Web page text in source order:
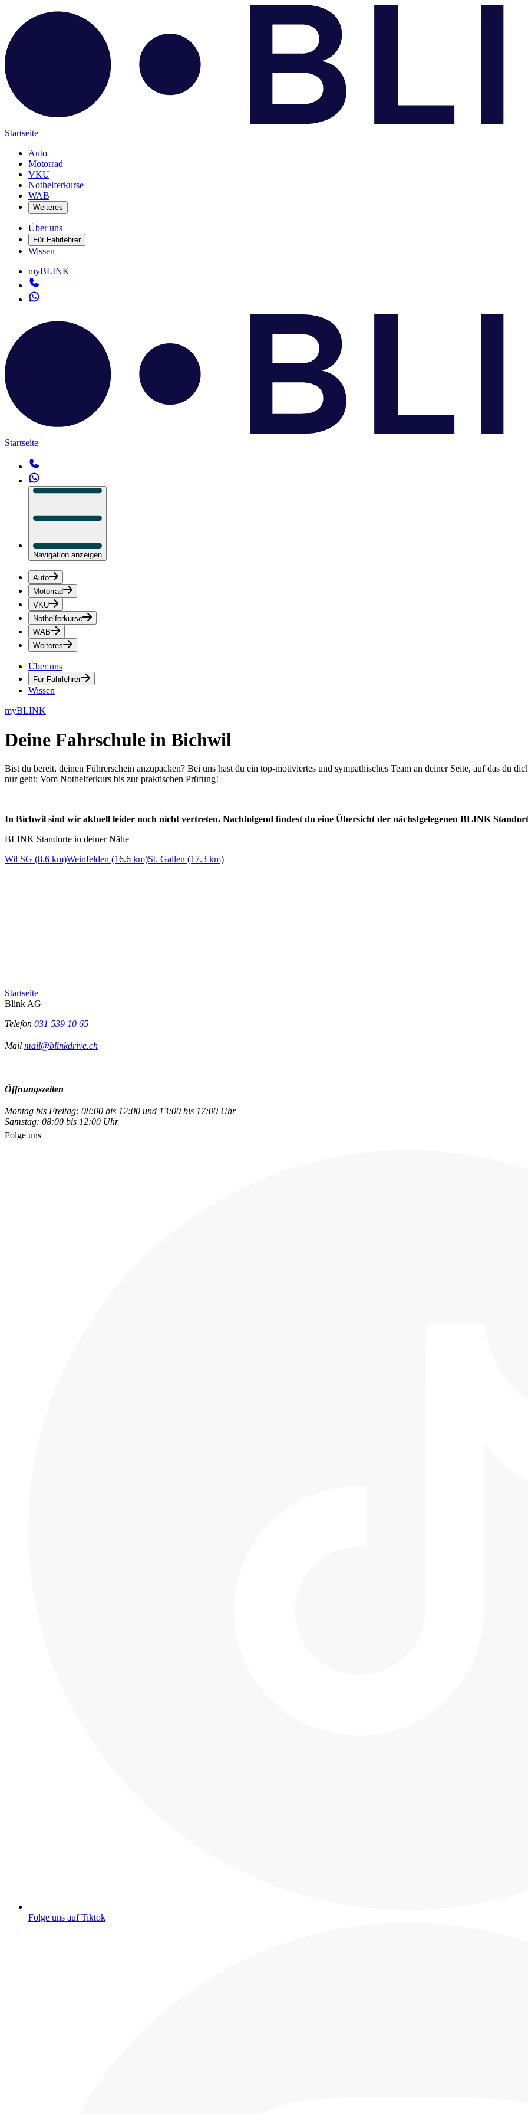
Startseite
Auto
Motorrad
VKU
Nothelferkurse
WAB
Weiteres
Über uns
Für Fahrlehrer
Wissen
myBLINK
Startseite
Navigation anzeigen
Auto
Motorrad
VKU
Nothelferkurse
WAB
Weiteres
Über uns
Für Fahrlehrer
Wissen
myBLINK
Deine Fahrschule in Bichwil
Bist du bereit, deinen Führerschein anzupacken? Bei uns hast du ein top-motiviertes und sympathisches Team an deiner Seite, auf das du
nur geht: Vom Nothelferkurs bis zur praktischen Prüfung!
In Bichwil sind wir aktuell leider noch nicht vertreten. Nachfolgend findest du eine Übersicht der nächstgelegenen BLINK
BLINK Standorte in deiner Nähe
Wil SG (8.6 km)Weinfelden (16.6 km)St. Gallen (17.3 km)
Startseite
Blink AG
Telefon 031 539 10 65
Mail mail@blinkdrive.ch
Öffnungszeiten
Montag bis Freitag: 08:00 bis 12:00 und 13:00 bis 17:00 Uhr
Samstag: 08:00 bis 12:00 Uhr
Folge uns
Folge uns auf Tiktok